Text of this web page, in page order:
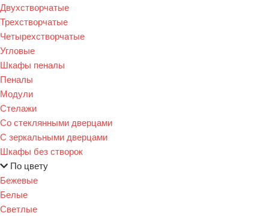
Двухстворчатые
Трехстворчатые
Четырехстворчатые
Угловые
Шкафы пеналы
Пеналы
Модули
Стелажи
Со стеклянными дверцами
С зеркальными дверцами
Шкафы без створок
По цвету
Бежевые
Белые
Светлые